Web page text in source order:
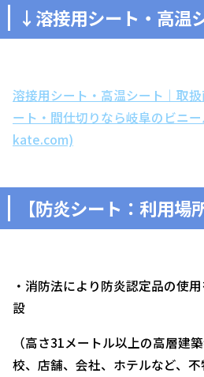
↓溶接用シート・高温
溶接用シート・高温シート｜取
ート・間仕切りなら岐阜のビニ
kate.com)
【防炎シート：利用場
・消防法により防炎認定品の使
設
（高さ31メートル以上の高層建
校、店舗、会社、ホテルなど、